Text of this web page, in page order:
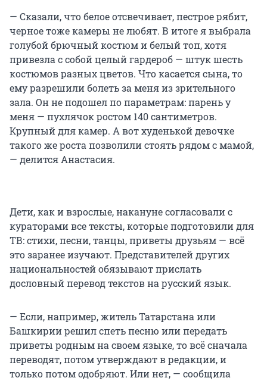
— Сказали, что белое отсвечивает, пестрое рябит,
черное тоже камеры не любят. В итоге я выбрала
голубой брючный костюм и белый топ, хотя
привезла с собой целый гардероб — штук шесть
костюмов разных цветов. Что касается сына, то
ему разрешили болеть за меня из зрительного
зала. Он не подошел по параметрам: парень у
меня — пухлячок ростом 140 сантиметров.
Крупный для камер. А вот худенькой девочке
такого же роста позволили стоять рядом с мамой,
— делится Анастасия.
Дети, как и взрослые, накануне согласовали с
кураторами все тексты, которые подготовили для
ТВ: стихи, песни, танцы, приветы друзьям — всё
это заранее изучают. Представителей других
национальностей обязывают прислать
дословный перевод текстов на русский язык.
— Если, например, житель Татарстана или
Башкирии решил спеть песню или передать
приветы родным на своем языке, то всё сначала
переводят, потом утверждают в редакции, и
только потом одобряют. Или нет, — сообщила